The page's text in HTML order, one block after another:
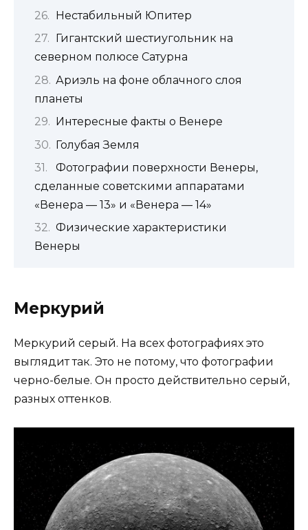
Нестабильный Юпитер
Гигантский шестиугольник на
северном полюсе Сатурна
Ариэль на фоне облачного слоя
планеты
Интересные факты о Венере
Голубая Земля
Фотографии поверхности Венеры,
сделанные советскими аппаратами
«Венера — 13» и «Венера — 14»
Физические характеристики
Венеры
Меркурий
Меркурий серый. На всех фотографиях это
выглядит так. Это не потому, что фотографии
черно-белые. Он просто действительно серый,
разных оттенков.